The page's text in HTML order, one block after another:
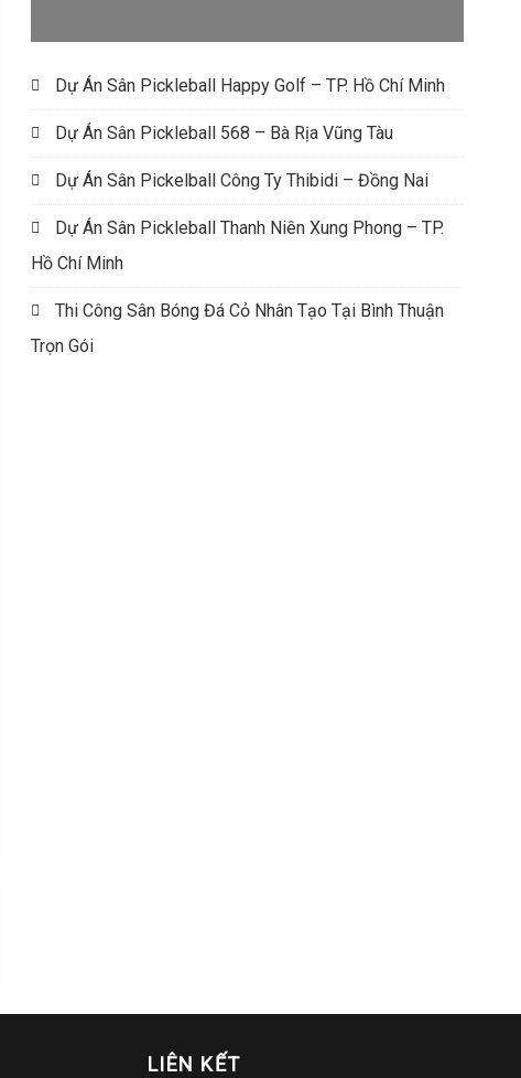
Dự Án Sân Pickleball Happy Golf – TP. Hồ Chí Minh
Dự Án Sân Pickleball 568 – Bà Rịa Vũng Tàu
Dự Án Sân Pickelball Công Ty Thibidi – Đồng Nai
Dự Án Sân Pickleball Thanh Niên Xung Phong – TP.
Hồ Chí Minh
Thi Công Sân Bóng Đá Cỏ Nhân Tạo Tại Bình Thuận
Trọn Gói
LIÊN KẾT